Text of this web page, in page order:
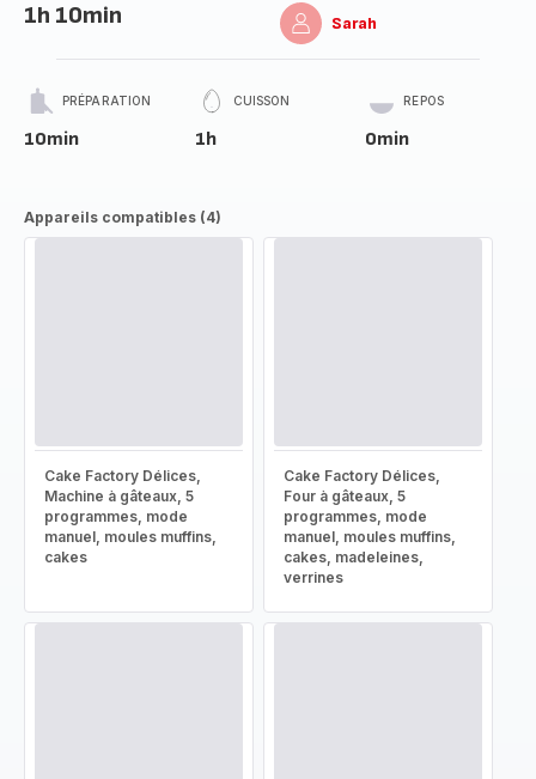
1h 10min Sarah
PRÉPARATION
10min
CUISSON
1h
REPOS
0min
Appareils compatibles (4)
Cake Factory Délices,
Machine à gâteaux, 5
programmes, mode
manuel, moules muffins,
cakes
Cake Factory Délices,
Four à gâteaux, 5
programmes, mode
manuel, moules muffins,
cakes, madeleines,
verrines